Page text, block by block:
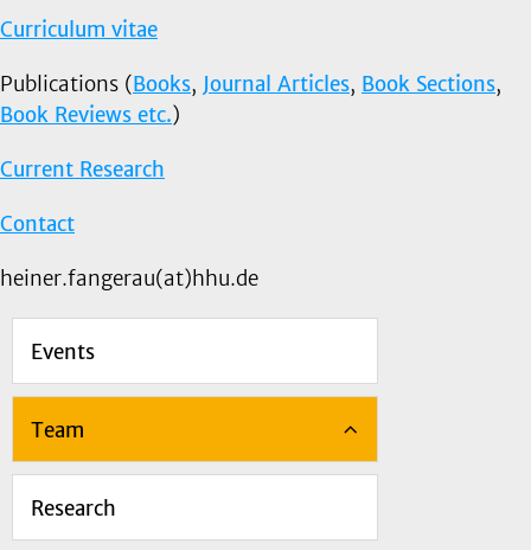
Curriculum vitae
Publications (Books, Journal Articles, Book Sections,
Book Reviews etc.)
Current Research
Contact
heiner.fangerau(at)hhu.de
Events
Team
Research